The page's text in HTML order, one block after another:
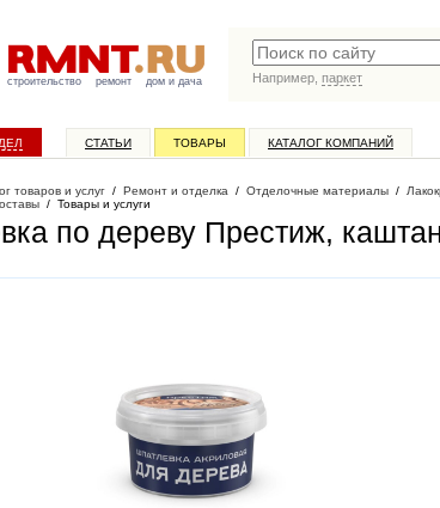
строительство ремонт дом и дача
Например, паркет
СТАТЬИ ТОВАРЫ КАТАЛОГ КОМПАНИЙ
товаров и услуг / Ремонт и отделка / Отделочные материалы /
/ Товары и услуги
по дереву Престиж,